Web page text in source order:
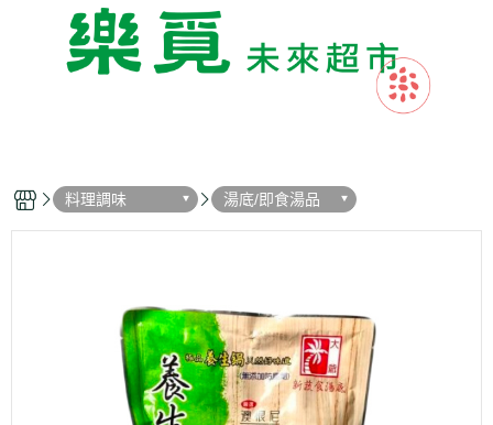
料理調味 湯底/即食湯品